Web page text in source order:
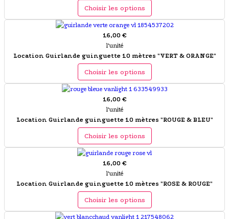
Choisir les options
16,00 €
l'unité
Location Guirlande guinguette 10 mètres "VERT & ORANGE"
Choisir les options
16,00 €
l'unité
Location Guirlande guinguette 10 mètres "ROUGE & BLEU"
Choisir les options
16,00 €
l'unité
Location Guirlande guinguette 10 mètres "ROSE & ROUGE"
Choisir les options